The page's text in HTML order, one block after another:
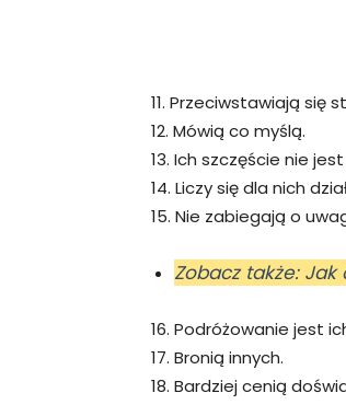
11. Przeciwstawiają się
12. Mówią co myślą.
13. Ich szczęście nie
14. Liczy się dla nich
15. Nie zabiegają o
Zobacz także:
16. Podróżowanie jest
17. Bronią innych.
18. Bardziej cenią